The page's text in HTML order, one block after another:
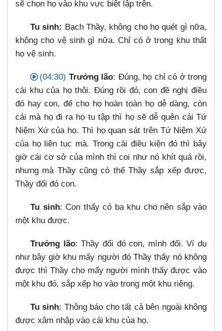
sẽ chọn họ vào khu vực biệt lập trên.
Tu sinh: Bạch Thầy, không cho họ quét gì nữa,
không cho vệ sinh gì nữa. Chỉ có ở trong khu thất
họ vệ sinh.
(04:30) Trưởng lão: Đúng, họ chỉ có ở trong
cái khu của họ thôi. Đúng rồi đó, con đề nghị điều
đó hay con, để cho họ hoàn toàn họ dễ dàng, còn
cái mà họ đi ra họ tu tập thì họ sẽ dễ quên cái Tứ
Niệm Xứ của họ. Thì họ quan sát trên Tứ Niệm Xứ
của họ liên tục mà. Trong cái điều kiện đó thì bây
giờ cái cơ sở của mình thì coi như nó khít quá rồi,
nhưng mà Thầy cũng có thể Thầy sắp xếp được,
Thầy đổi đó con.
Tu sinh: Con thấy có ba khu cho nên sắp vào
một khu được.
Trưởng lão: Thầy đổi đó con, mình đổi. Ví dụ
như bây giờ khu mấy người đó Thầy thấy nó không
được thì Thầy cho mấy người mình thấy được vào
một khu đó, sắp xếp họ vào trong một khu riêng.
Tu sinh: Thông báo cho tất cả bên ngoài không
được xâm nhập vào cái khu của họ.